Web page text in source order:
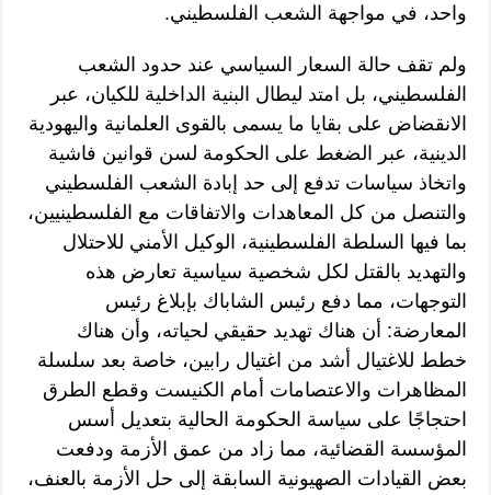
واحد، في مواجهة الشعب الفلسطيني.
ولم تقف حالة السعار السياسي عند حدود الشعب
الفلسطيني، بل امتد ليطال البنية الداخلية للكيان، عبر
الانقضاض على بقايا ما يسمى بالقوى العلمانية واليهودية
الدينية، عبر الضغط على الحكومة لسن قوانين فاشية
واتخاذ سياسات تدفع إلى حد إبادة الشعب الفلسطيني
والتنصل من كل المعاهدات والاتفاقات مع الفلسطينيين،
بما فيها السلطة الفلسطينية، الوكيل الأمني للاحتلال
والتهديد بالقتل لكل شخصية سياسية تعارض هذه
التوجهات، مما دفع رئيس الشاباك بإبلاغ رئيس
المعارضة: أن هناك تهديد حقيقي لحياته، وأن هناك
خطط للاغتيال أشد من اغتيال رابين، خاصة بعد سلسلة
المظاهرات والاعتصامات أمام الكنيست وقطع الطرق
احتجاجًا على سياسة الحكومة الحالية بتعديل أسس
المؤسسة القضائية، مما زاد من عمق الأزمة ودفعت
بعض القيادات الصهيونية السابقة إلى حل الأزمة بالعنف،